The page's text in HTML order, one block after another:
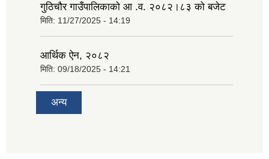
गुठिचौर गाउँपालिकाको आ .व. २०८२।८३ को बजेट
मिति: 11/27/2025 - 14:19
आर्थिक ऐन, २०८२
मिति: 09/18/2025 - 14:21
अन्य